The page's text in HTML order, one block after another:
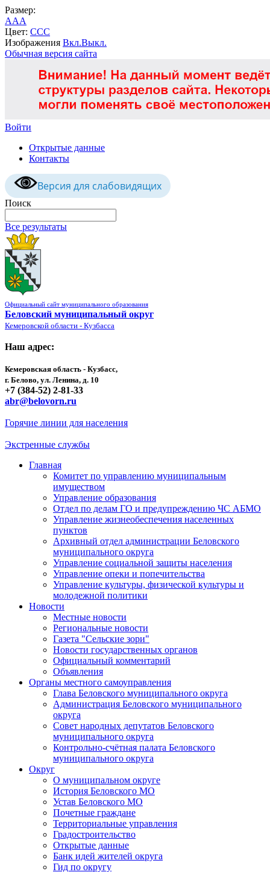
Размер:
AAA
Цвет: CCC
Изображения Вкл.Выкл.
Обычная версия сайта
Войти
Открытые данные
Контакты
Версия для слабовидящих
Поиск
Все результаты
Официальный сайт муниципального образования
Беловский муниципальный округ
Кемеровской области - Кузбасса
Наш адрес:
Кемеровская область - Кузбасс,
г. Белово, ул. Ленина, д. 10
+7 (384-52) 2-81-33
abr@belovorn.ru
Горячие линии для населения
Экстренные службы
Главная
Комитет по управлению муниципальным
имуществом
Управление образования
Отдел по делам ГО и предупреждению ЧС АБМО
Управление жизнеобеспечения населенных
пунктов
Архивный отдел администрации Беловского
муниципального округа
Управление социальной защиты населения
Управление опеки и попечительства
Управление культуры, физической культуры и
молодежной политики
Новости
Местные новости
Региональные новости
Газета "Сельские зори"
Новости государственных органов
Официальный комментарий
Объявления
Органы местного самоуправления
Глава Беловского муниципального округа
Администрация Беловского муниципального
округа
Совет народных депутатов Беловского
муниципального округа
Контрольно-счётная палата Беловского
муниципального округа
Округ
О муниципальном округе
История Беловского МО
Устав Беловского МО
Почетные граждане
Территориальные управления
Градостроительство
Открытые данные
Банк идей жителей округа
Гид по округу